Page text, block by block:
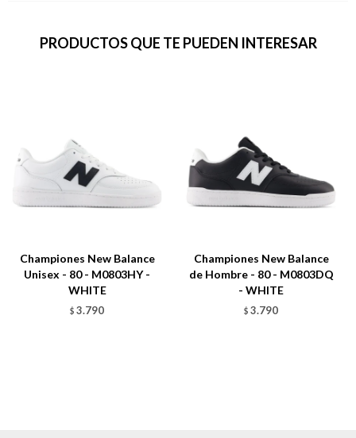
PRODUCTOS QUE TE PUEDEN INTERESAR
Championes New Balance
Unisex - 80 - M0803HY -
WHITE
$ 3.790
Championes New Balance
de Hombre - 80 - M0803DQ
- WHITE
$ 3.790